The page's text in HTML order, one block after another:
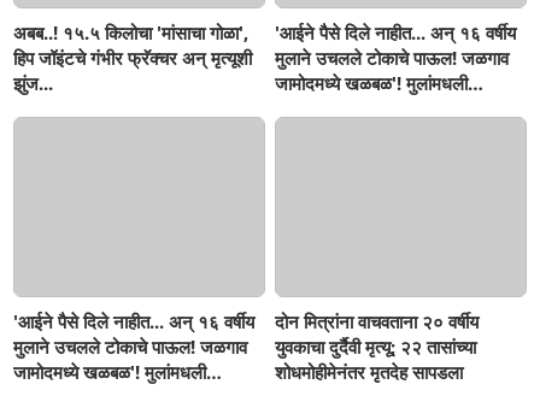
अबब..! १५.५ किलोचा 'मांसाचा गोळा',
हिप जॉइंटचे गंभीर फ्रॅक्चर अन् मृत्यूशी
झुंज...
'आईने पैसे दिले नाहीत... अन् १६ वर्षीय
मुलाने उचलले टोकाचे पाऊल! जळगाव
जामोदमध्ये खळबळ'! मुलांमधली
'आईने पैसे दिले नाहीत... अन् १६ वर्षीय
मुलाने उचलले टोकाचे पाऊल! जळगाव
जामोदमध्ये खळबळ'! मुलांमधली
दोन मित्रांना वाचवताना २० वर्षीय
युवकाचा दुर्दैवी मृत्यू; २२ तासांच्या
शोधमोहीमेनंतर मृतदेह सापडला